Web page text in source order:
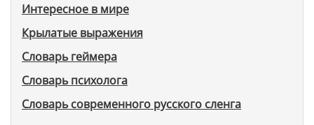
Интересное в мире
Крылатые выражения
Словарь геймера
Словарь психолога
Словарь современного русского сленга